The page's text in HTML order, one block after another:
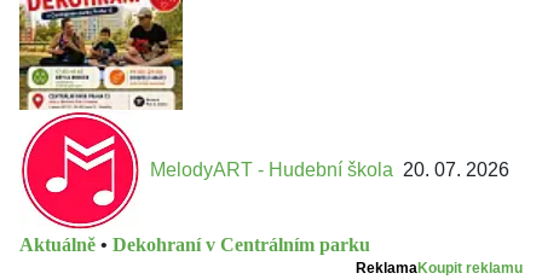
MelodyART - Hudební škola 20. 07. 2026
Aktuálně • Dekohraní v Centrálním parku
ReklamaKoupit reklamu